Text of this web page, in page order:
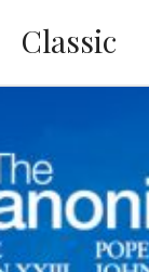
Classic